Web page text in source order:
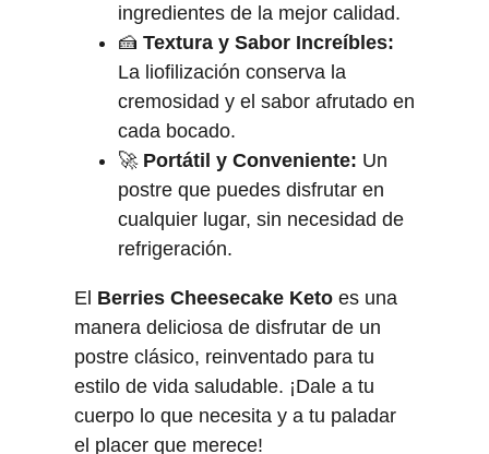
ingredientes de la mejor calidad.
🍰 Textura y Sabor Increíbles:
La liofilización conserva la
cremosidad y el sabor afrutado en
cada bocado.
🚀 Portátil y Conveniente: Un
postre que puedes disfrutar en
cualquier lugar, sin necesidad de
refrigeración.
El Berries Cheesecake Keto es una
manera deliciosa de disfrutar de un
postre clásico, reinventado para tu
estilo de vida saludable. ¡Dale a tu
cuerpo lo que necesita y a tu paladar
el placer que merece!